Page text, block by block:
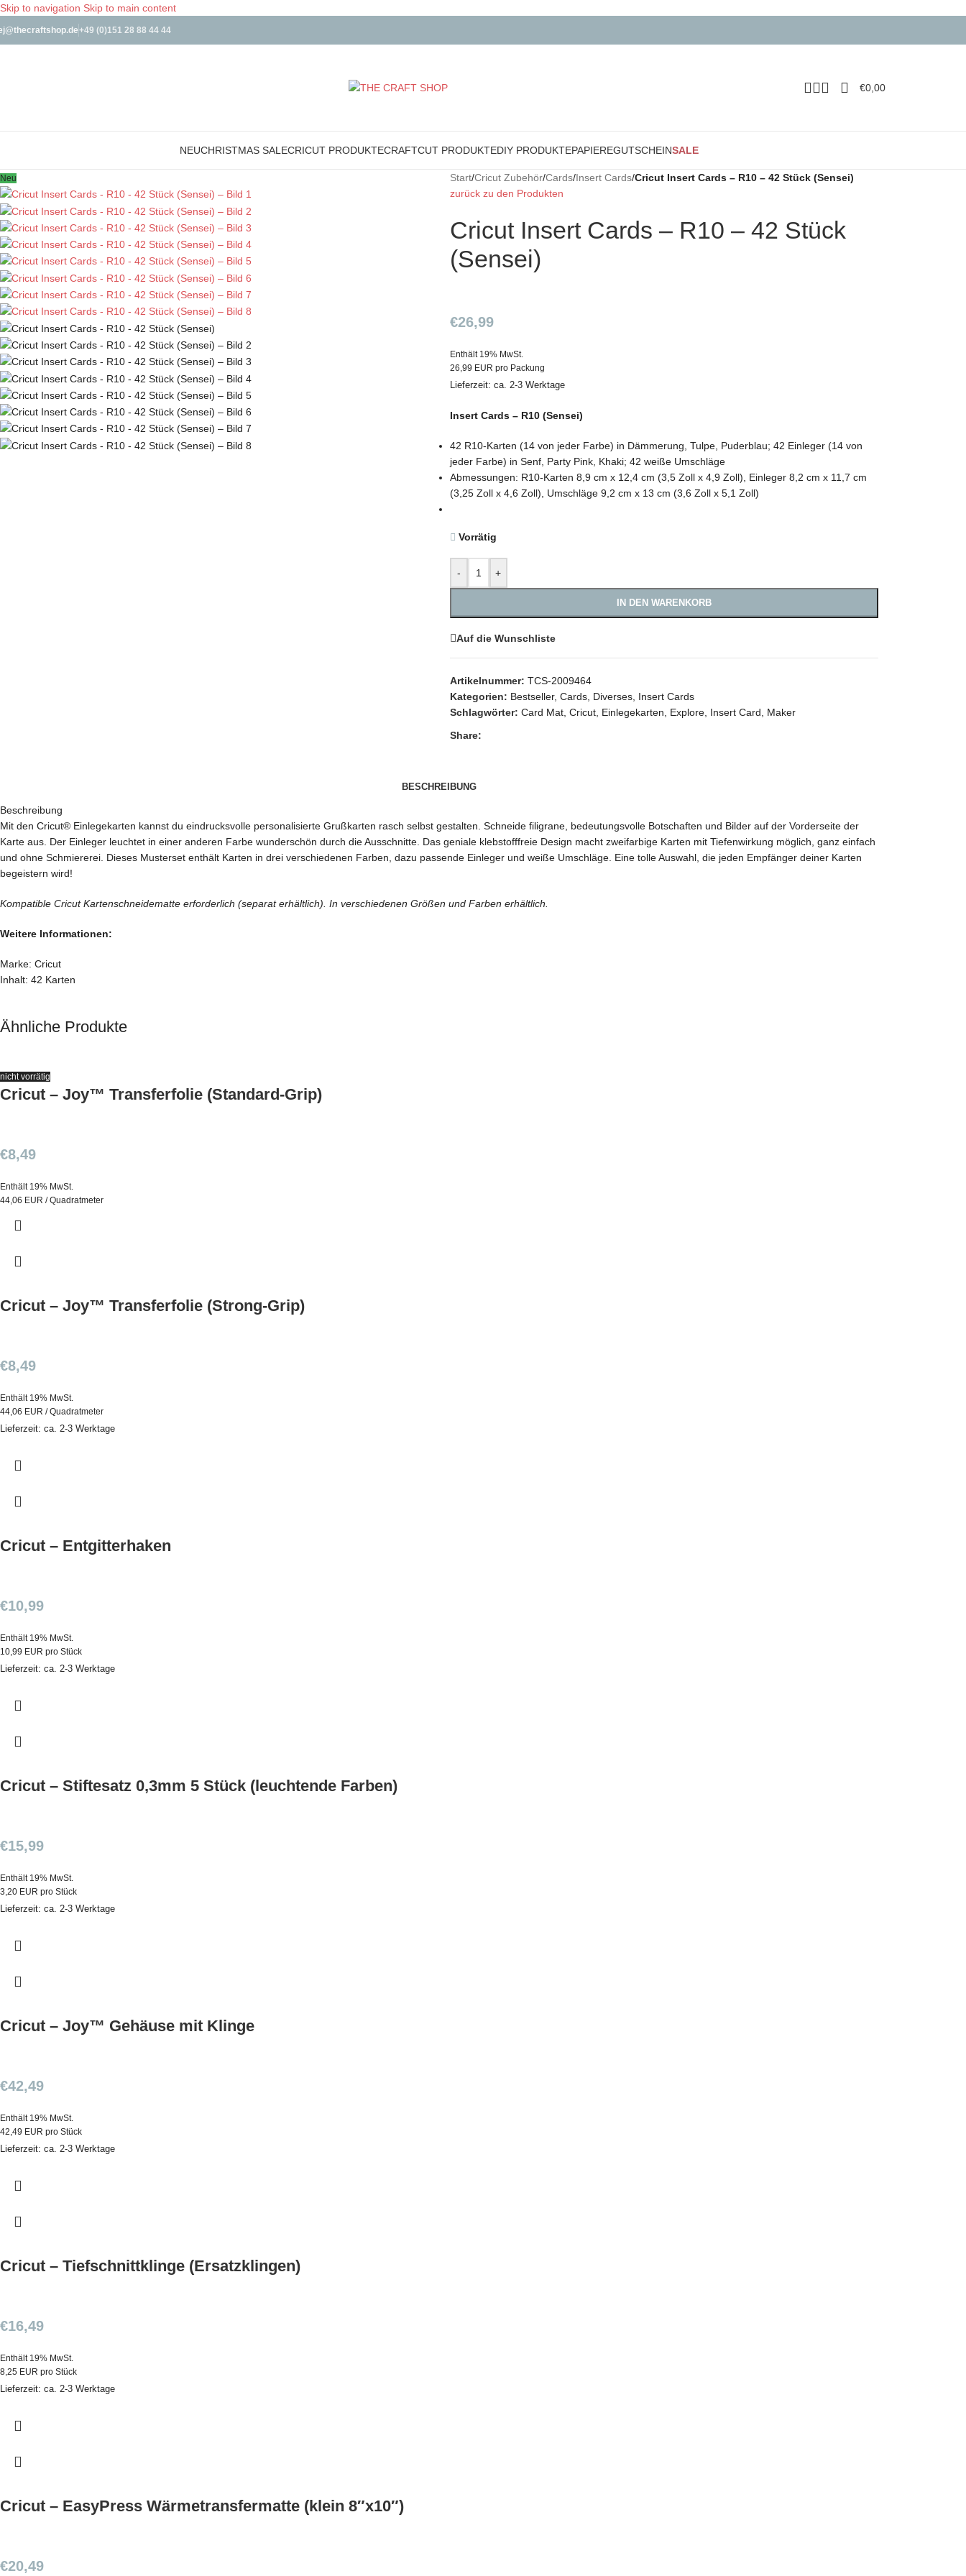
Skip to navigation Skip to main content
+49 (0)151 28 88 44 44
€0,00
NEUCHRISTMAS SALECRICUT PRODUKTECRAFTCUT PRODUKTEDIY PRODUKTEPAPIEREGUTSCHEINSALE
Neu Start/Cricut Zubehör/Cards/Insert Cards/Cricut Insert Cards – R10 – 42 Stück (Sensei)
zurück zu den Produkten
Cricut Insert Cards – R10 – 42 Stück
(Sensei)
€26,99
Enthält 19% MwSt.
26,99 EUR pro Packung
Lieferzeit: ca. 2-3 Werktage
Insert Cards – R10 (Sensei)
42 R10-Karten (14 von jeder Farbe) in Dämmerung, Tulpe, Puderblau; 42 Einleger (14 von
jeder Farbe) in Senf, Party Pink, Khaki; 42 weiße Umschläge
Abmessungen: R10-Karten 8,9 cm x 12,4 cm (3,5 Zoll x 4,9 Zoll), Einleger 8,2 cm x 11,7 cm
(3,25 Zoll x 4,6 Zoll), Umschläge 9,2 cm x 13 cm (3,6 Zoll x 5,1 Zoll)
Vorrätig
- +
IN DEN WARENKORB
Auf die Wunschliste
Artikelnummer: TCS-2009464
Kategorien: Bestseller, Cards, Diverses, Insert Cards
Schlagwörter: Card Mat, Cricut, Einlegekarten Explore, Insert Card
Maker
Share:
BESCHREIBUNG
Beschreibung
Mit den Cricut® Einlegekarten kannst du eindrucksvolle personalisierte Grußkarten rasch selbst gestalten. Schneide filigrane, bedeutungsvolle Botschaften und Bilder auf der Vorderseite der
Karte aus. Der Einleger leuchtet in einer anderen Farbe wunderschön durch die Ausschnitte. Das geniale klebstofffreie Design macht zweifarbige Karten mit Tiefenwirkung möglich, ganz einfach
und ohne Schmiererei. Dieses Musterset enthält Karten in drei verschiedenen Farben, dazu passende Einleger und weiße Umschläge. Eine tolle Auswahl, die jeden Empfänger deiner Karten
begeistern wird!
Kompatible Cricut Kartenschneidematte erforderlich (separat erhältlich). In verschiedenen Größen und Farben erhältlich.
Weitere Informationen:
Marke: Cricut
Inhalt: 42 Karten
Ähnliche Produkte
nicht vorrätig
Cricut – Joy™ Transferfolie (Standard-Grip)
€8,49
Enthält 19% MwSt.
44,06 EUR / Quadratmeter
Cricut – Joy™ Transferfolie (Strong-Grip)
€8,49
Enthält 19% MwSt.
44,06 EUR / Quadratmeter
Lieferzeit: ca. 2-3 Werktage
Cricut – Entgitterhaken
€10,99
Enthält 19% MwSt.
10,99 EUR pro Stück
Lieferzeit: ca. 2-3 Werktage
Cricut – Stiftesatz 0,3mm 5 Stück (leuchtende Farben)
€15,99
Enthält 19% MwSt.
3,20 EUR pro Stück
Lieferzeit: ca. 2-3 Werktage
Cricut – Joy™ Gehäuse mit Klinge
€42,49
Enthält 19% MwSt.
42,49 EUR pro Stück
Lieferzeit: ca. 2-3 Werktage
Cricut – Tiefschnittklinge (Ersatzklingen)
€16,49
Enthält 19% MwSt.
8,25 EUR pro Stück
Lieferzeit: ca. 2-3 Werktage
Cricut – EasyPress Wärmetransfermatte (klein 8″x10″)
€20,49